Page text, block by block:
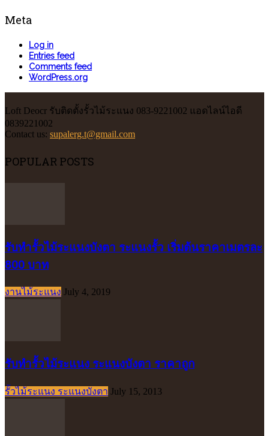
Meta
Log in
Entries feed
Comments feed
WordPress.org
Loft Deocr รับติดตั้งรั้วไม้ระแนง 083-9221002 แอดไลน์ไอดี
0839221002
Contact us: supalerg.t@gmail.com
POPULAR POSTS
รับทำรั้วไม้ระแนงบังตา ระแนงรั้ว เริ่มต้นราคาเมตรละ
800 บาท
งานไม้ระแนง July 4, 2019
รับทำรั้วไม้ระแนง ระแนงบังตา ราคาถูก
รั้วไม้ระแนง ระแนงบังตา July 15, 2013